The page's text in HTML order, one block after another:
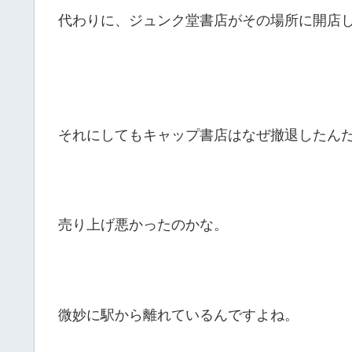
代わりに、ジュンク堂書店がその場所に開店
それにしてもキャップ書店はなぜ撤退したん
売り上げ悪かったのかな。
微妙に駅から離れているんですよね。